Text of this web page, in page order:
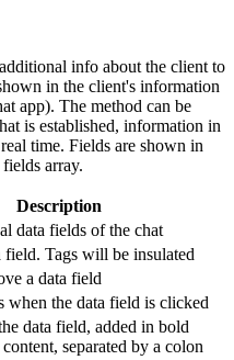
info about the client to
in the client's information
app). The method can be
is established, information in
time. Fields are shown in
array.
Description
data fields of the chat
field. Tags will be insulated
a data field
when the data field is clicked
data field, added in bold
separated by a colon